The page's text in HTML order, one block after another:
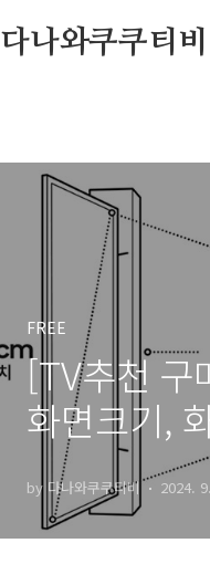
다나와쿠쿠티비
FREE
[TV추천 구
화면크기,
by 다나와쿠쿠티비 2024.